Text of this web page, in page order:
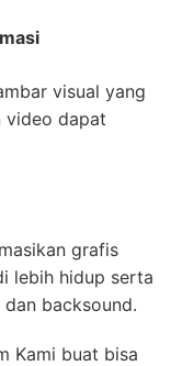
visual yang
video dapat
grafis
lebih hidup serta
backsound.
Kami buat bisa